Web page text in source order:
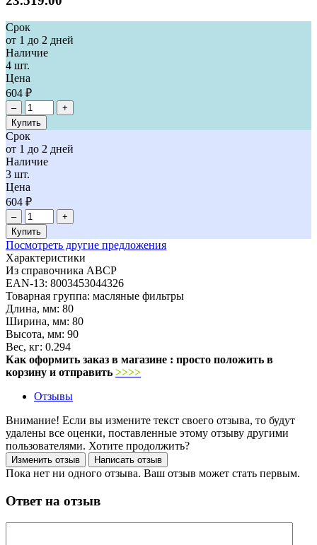
Срок
от 1 до 2 дней
Наличие
4 шт.
Цена
604 ₽
–
+
Купить
Срок
от 1 до 2 дней
Наличие
3 шт.
Цена
604 ₽
–
+
Купить
Посмотреть другие предложения
Характеристики
Из справочника ABCP
EAN-13: 8003453044326
Товарная группа: масляные фильтры
Длина, мм: 80
Ширина, мм: 80
Высота, мм: 90
Вес, кг: 0.294
Как оформить заказ в магазине : просто положить в
корзину и отправить >>>>
Отзывы
Внимание! Если вы измените текст своего отзыва, то будут
удалены все оценки, поставленные этому отзыву другими
пользователями. Хотите продолжить?
Пока нет ни одного отзыва. Ваш отзыв может стать первым.
Ответ на отзыв